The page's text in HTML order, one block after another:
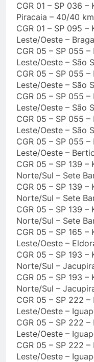
CGR 01 – SP 036
Piracaia – 40/40
CGR 01 – SP 095
Leste/Oeste –
CGR 05 – SP 055 –
Leste/Oeste – São
CGR 05 – SP 055
Leste/Oeste – São
CGR 05 – SP 055 –
Leste/Oeste – São
CGR 05 – SP 055
Leste/Oeste – São
CGR 05 – SP 055
Leste/Oeste –
CGR 05 – SP 139
Norte/Sul – Sete
CGR 05 – SP 139
Norte/Sul – Sete
CGR 05 – SP 139
Norte/Sul – Sete
CGR 05 – SP 165
Leste/Oeste –
CGR 05 – SP 193
Norte/Sul –
CGR 05 – SP 193 –
Norte/Sul –
CGR 05 – SP 222 –
Leste/Oeste –
CGR 05 – SP 222
Leste/Oeste –
CGR 05 – SP 222
Leste/Oeste –